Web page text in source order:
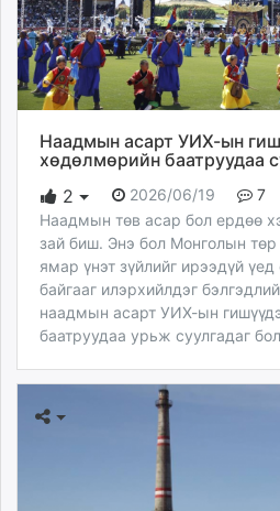
unuudur.mn
isee.mn
mglradio.com
fact.mn
tumen.mn
times.mn
tvmongolia.mn
mass.mn
unegui.mn
assa.mn
toim.mn
tac.mn
unread.today
Наадмын асарт УИХ-ын
хөдөлмөрийн баатруудаа
2
2026/06/19
7
Наадмын төв асар бол ердөө
зай биш. Энэ бол Монголын төр
ямар үнэт зүйлийг ирээдүй
байгааг илэрхийлдэг
наадмын асарт УИХ-ын
баатруудаа урьж суулгадаг